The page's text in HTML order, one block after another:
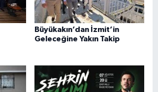
Büyükakın’dan İzmit’in
Geleceğine Yakın Takip